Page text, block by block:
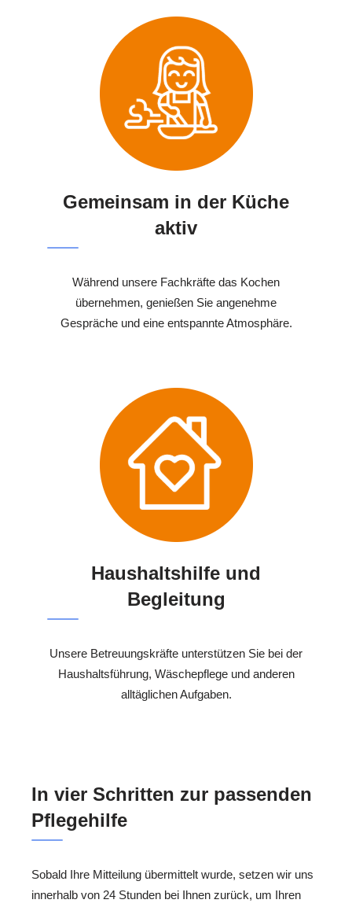
Gemeinsam in der Küche
aktiv
Während unsere Fachkräfte das Kochen
übernehmen, genießen Sie angenehme
Gespräche und eine entspannte Atmosphäre.
Haushaltshilfe und
Begleitung
Unsere Betreuungskräfte unterstützen Sie bei der
Haushaltsführung, Wäschepflege und anderen
alltäglichen Aufgaben.
In vier Schritten zur passenden
Pflegehilfe
Sobald Ihre Mitteilung übermittelt wurde, setzen wir uns
innerhalb von 24 Stunden bei Ihnen zurück, um Ihren